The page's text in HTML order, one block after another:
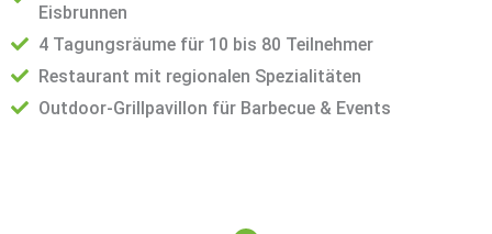
Eisbrunnen
4 Tagungsräume für 10 bis 80 Teilnehmer
Restaurant mit regionalen Spezialitäten
Outdoor-Grillpavillon für Barbecue & Events